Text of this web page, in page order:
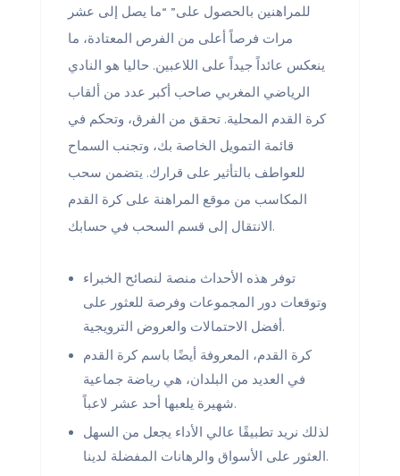
للمراهنين بالحصول على” “ما يصل إلى عشر
مرات فرصاً أعلى من الفرص المعتادة، ما
ينعكس عائداً جيداً على اللاعبين. حاليا هو النادي
الرياضي المغربي صاحب أكبر عدد من ألقاب
كرة القدم المحلية. تحقق من الفرق، وتحكم في
قائمة التمويل الخاصة بك، وتجنب السماح
للعواطف بالتأثير على قرارك. يتضمن سحب
المكاسب من موقع المراهنة على كرة القدم
الانتقال إلى قسم السحب في حسابك.
توفر هذه الأحداث منصة لنصائح الخبراء
وتوقعات دور المجموعات وفرصة للعثور على
أفضل الاحتمالات والعروض الترويجية.
كرة القدم، المعروفة أيضًا باسم كرة القدم
في العديد من البلدان، هي رياضة جماعية
شهيرة يلعبها أحد عشر لاعباً.
لذلك نريد تطبيقًا عالي الأداء يجعل من السهل
العثور على الأسواق والرهانات المفضلة لدينا.